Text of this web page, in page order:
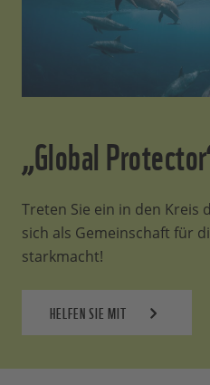
„Global
Treten Sie ein in den Kreis
sich als Gemeinschaft für
starkmacht!
HELFEN SIE MIT